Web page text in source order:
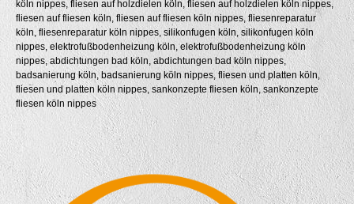
köln nippes, fliesen auf holzdielen köln, fliesen auf holzdielen köln nippes,
fliesen auf fliesen köln, fliesen auf fliesen köln nippes, fliesenreparatur
köln, fliesenreparatur köln nippes, silikonfugen köln, silikonfugen köln
nippes, elektrofußbodenheizung köln, elektrofußbodenheizung köln
nippes, abdichtungen bad köln, abdichtungen bad köln nippes,
badsanierung köln, badsanierung köln nippes, fliesen und platten köln,
fliesen und platten köln nippes, sankonzepte fliesen köln, sankonzepte
fliesen köln nippes